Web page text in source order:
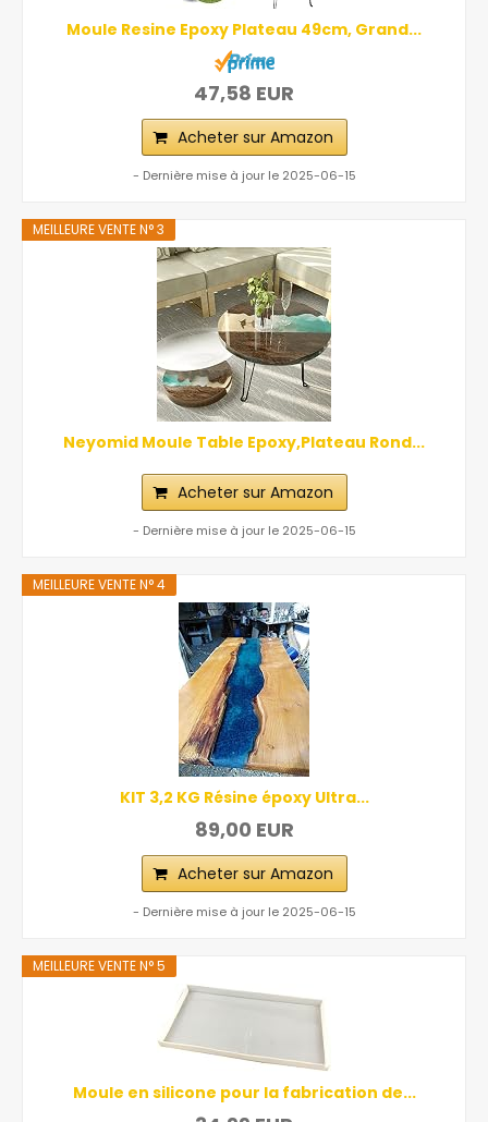
Moule Resine Epoxy Plateau 49cm, Grand...
47,58 EUR
Acheter sur Amazon
- Dernière mise à jour le 2025-06-15
MEILLEURE VENTE N° 3
Neyomid Moule Table Epoxy,Plateau Rond...
Acheter sur Amazon
- Dernière mise à jour le 2025-06-15
MEILLEURE VENTE N° 4
KIT 3,2 KG Résine époxy Ultra...
89,00 EUR
Acheter sur Amazon
- Dernière mise à jour le 2025-06-15
MEILLEURE VENTE N° 5
Moule en silicone pour la fabrication de...